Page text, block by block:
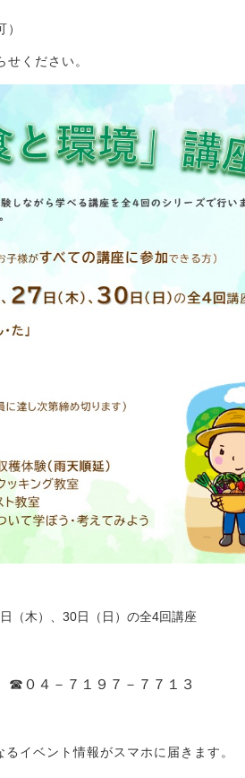
ください。
（木）、30日（日）の全4回講座
☎０４－７１９７－７７１３
イベント情報がスマホに届きます。